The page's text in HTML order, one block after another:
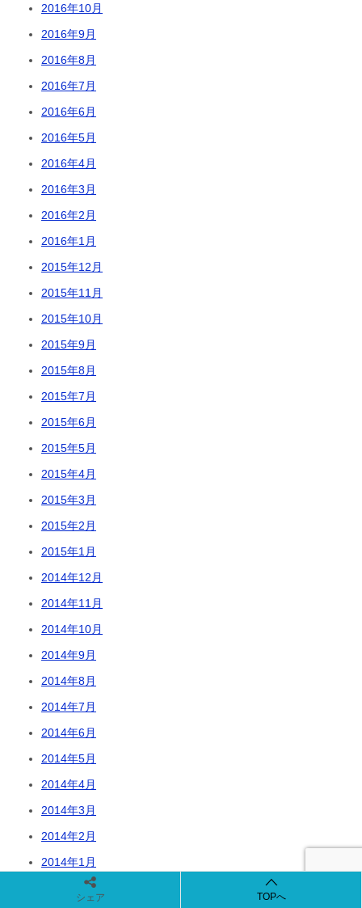
2016年10月
2016年9月
2016年8月
2016年7月
2016年6月
2016年5月
2016年4月
2016年3月
2016年2月
2016年1月
2015年12月
2015年11月
2015年10月
2015年9月
2015年8月
2015年7月
2015年6月
2015年5月
2015年4月
2015年3月
2015年2月
2015年1月
2014年12月
2014年11月
2014年10月
2014年9月
2014年8月
2014年7月
2014年6月
2014年5月
2014年4月
2014年3月
2014年2月
2014年1月
2013年12月
シェア TOPへ